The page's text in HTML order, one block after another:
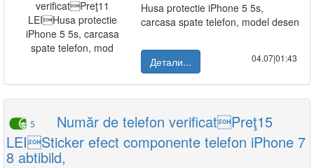
Husa protectie iPhone 5 5s,
carcasa spate telefon, model desen
Детали... 04.07|01:43
5
Număr de telefon verificatPreţ15
LEISticker efect componente telefon iPhone 7
8 abtibild,